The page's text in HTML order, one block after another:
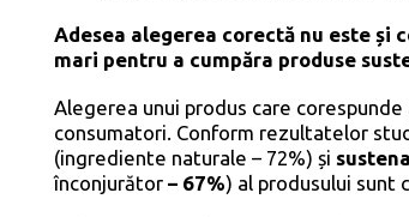
Adesea alegerea corectă nu este și
mari pentru a cumpăra produse
Alegerea unui produs care
consumatori. Conform rezultatelor
(ingrediente naturale – 72%) și
înconjurător– 67%) al produsului sunt